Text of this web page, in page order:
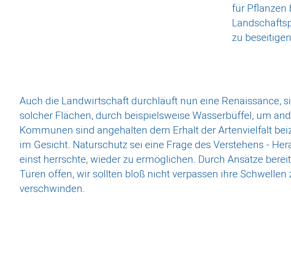
für Pflanzen
zu
Auch die Landwirtschaft durchläuft nun eine Renaissance,
solcher Flächen, durch beispielsweise Wasserbüffel, um
Kommunen sind angehalten dem Erhalt der Artenvielfalt
im Gesicht. Naturschutz sei eine Frage des Verstehens -
einst herrschte, wieder zu ermöglichen. Durch Ansätze
Türen offen, wir sollten bloß nicht verpassen ihre
verschwinden.